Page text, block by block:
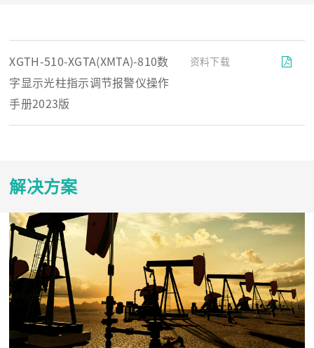
XGTH-510-XGTA(XMTA)-810数
字显示光柱指示调节报警仪操作
手册2023版
资料下载
解决方案